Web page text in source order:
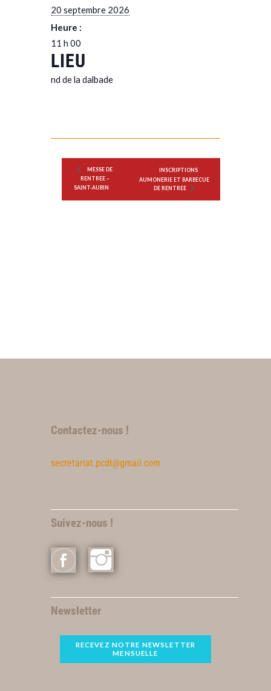
20 septembre 2026
Heure :
11 h 00
LIEU
nd de la dalbade
MESSE DE
RENTREE –
SAINT-AUBIN
INSCRIPTIONS
AUMONERIE ET BARBECUE
DE RENTREE
Contactez-nous !
secretariat.pcdt@gmail.com
Suivez-nous !
Newsletter
RECEVEZ NOTRE NEWSLETTER
MENSUELLE